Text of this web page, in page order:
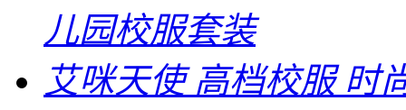
儿园校服套装
艾咪天使 高档校服 时